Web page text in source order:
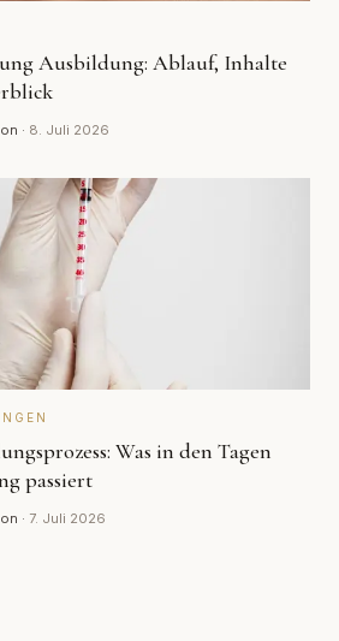
Ausbildung: Ablauf, Inhalte
· 8. Juli 2026
Was in den Tagen
passiert
· 7. Juli 2026